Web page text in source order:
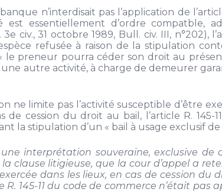
n’interdisait pas l’application de
essentiellement d’ordre compatble,
civ., 31 octobre 1989, Bull. civ. III, n°202),
refusée à raison de la stipulation
le preneur pourra céder son droit au
autre activité, à charge de demeurer
ne limite pas l’activité susceptible d’être
cession du droit au bail, l’article R. 145-
la stipulation d’un « bail à usage exclusif
interprétation souveraine, exclusive de
clause litigieuse, que la cour d’appel a
dans les lieux, en cas de cession du
145-11 du code de commerce n’était pas